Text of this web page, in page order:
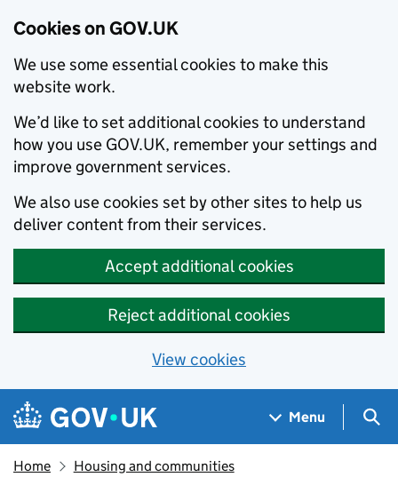
Cookies on GOV.UK
We use some essential cookies to make this
website work.
We’d like to set additional cookies to understand
how you use GOV.UK, remember your settings and
improve government services.
We also use cookies set by other sites to help us
deliver content from their services.
Accept additional cookies
Reject additional cookies
View cookies
Skip to main content
Navigation menu
Menu
Home Housing and communities